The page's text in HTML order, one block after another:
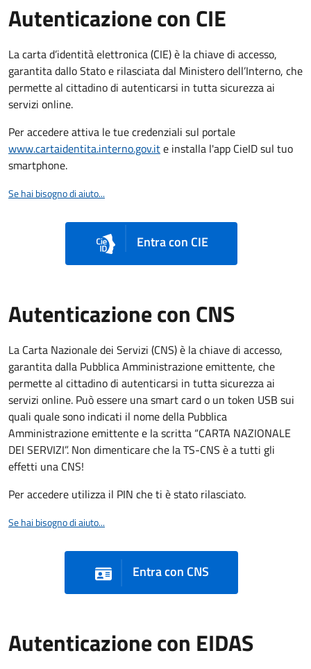
Autenticazione con CIE
La carta d’identità elettronica (CIE) è la chiave di accesso,
garantita dallo Stato e rilasciata dal Ministero dell’Interno, che
permette al cittadino di autenticarsi in tutta sicurezza ai
servizi online.
Per accedere attiva le tue credenziali sul portale
www.cartaidentita.interno.gov.ite installa l'app CieID sul tuo
smartphone.
Se hai bisogno di aiuto...
Entra con CIE
Autenticazione con CNS
La Carta Nazionale dei Servizi (CNS) è la chiave di accesso,
garantita dalla Pubblica Amministrazione emittente, che
permette al cittadino di autenticarsi in tutta sicurezza ai
servizi online. Può essere una smart card o un token USB sui
quali quale sono indicati il nome della Pubblica
Amministrazione emittente e la scritta “CARTA NAZIONALE
DEI SERVIZI”. Non dimenticare che la TS-CNS è a tutti gli
effetti una CNS!
Per accedere utilizza il PIN che ti è stato rilasciato.
Se hai bisogno di aiuto...
Entra con CNS
Autenticazione con EIDAS